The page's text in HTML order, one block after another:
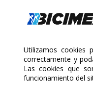
Políticas de privacidad
Políticas de devolución
Copyright 2025
Agosto 9, 2026
Utilizamos cookies
correctamente y
Las cookies que
funcionamiento del